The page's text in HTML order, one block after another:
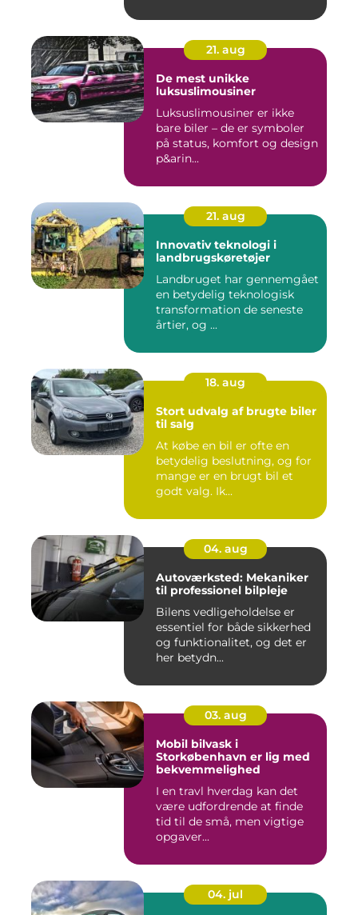
21. aug
De mest unikke
luksuslimousiner
Luksuslimousiner er ikke
bare biler – de er symboler
på status, komfort og design
p&arin...
21. aug
Innovativ teknologi i
landbrugskøretøjer
Landbruget har gennemgået
en betydelig teknologisk
transformation de seneste
årtier, og ...
18. aug
Stort udvalg af brugte biler
til salg
At købe en bil er ofte en
betydelig beslutning, og for
mange er en brugt bil et
godt valg. Ik...
04. aug
Autoværksted: Mekaniker
til professionel bilpleje
Bilens vedligeholdelse er
essentiel for både sikkerhed
og funktionalitet, og det er
her betydn...
03. aug
Mobil bilvask i
Storkøbenhavn er lig med
bekvemmelighed
I en travl hverdag kan det
være udfordrende at finde
tid til de små, men vigtige
opgaver...
04. jul